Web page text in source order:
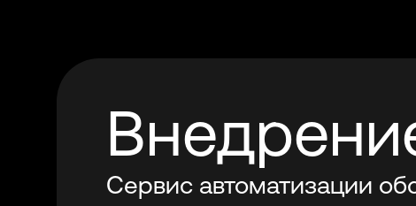
Сервис автоматизации